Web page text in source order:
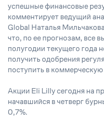
успешные финансовые
комментирует ведущий
Global Наталья
что, по ее прогнозам, все
полугодии текущего года
получить одобрения
поступить в
Акции Eli Lilly сегодня на
начавшийся в четверг
0,7%.